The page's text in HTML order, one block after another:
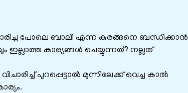
പോലെ ബാലി എന്ന കുരങ്ങനെ ബന്ധിക്കാൻ
കാര്യങ്ങൾ ചെയ്യുന്നത്? നല്ലത്
പുറപ്പെട്ടാൽ മുന്നിലേക്ക് വെച്ച കാൽ